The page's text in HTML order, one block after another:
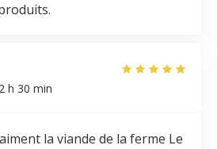
h 30 min
la viande de la ferme Le